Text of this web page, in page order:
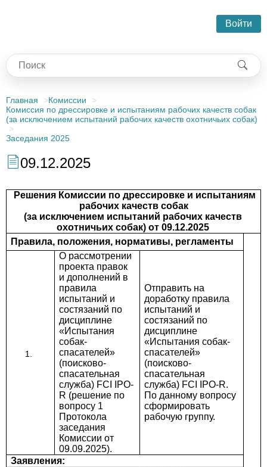
Войти
Главная
Комиссии
Комиссия по дрессировке и испытаниям рабочих качеств собак
(за исключением испытаний рабочих качеств охотничьих собак)
Заседания 2025
09.12.2025
Решения Комиссии по дрессировке и испытаниям
рабочих качеств собак
(за исключением испытаний рабочих качеств
охотничьих собак) от 09.12.2025
Правила, положения, нормативы, регламенты
О рассмотрении
проекта правок
и дополнений в
правила
испытаний и
состязаний по
дисциплине
«Испытания
собак-
спасателей»
(поисково-
спасательная
служба) FCI IPO-
R (решение по
вопросу 1
Протокола
заседания
Комиссии от
09.09.2025).
Отправить на
доработку правила
испытаний и
состязаний по
дисциплине
«Испытания собак-
спасателей»
(поисково-
спасательная
служба) FCI IPO-R.
По данному вопросу
сформировать
рабочую группу.
Заявления: